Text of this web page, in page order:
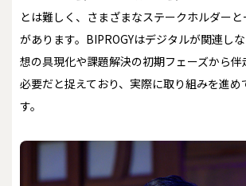
とは難しく、さまざまなステークホルダー
があります。BIPROGYはデジタルが関連し
想の具現化や課題解決の初期フェーズから
必要だと捉えており、実際に取り組みを進め
す。